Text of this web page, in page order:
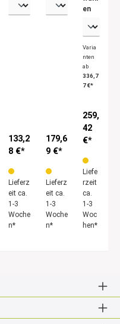
Decke
nauss
133,2
8 €*
Lieferz
eit ca.
1-3
Woche
n*
Decke
nauss
179,6
9 €*
Lieferz
eit ca.
1-3
Woche
n*
en
Varia
nten
ab
336,7
7 €*
259,
42
€*
Liefe
rzeit
ca.
1-3
Woc
hen*